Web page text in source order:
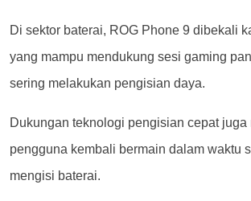
Di sektor baterai, ROG Phone 9 dibekali
yang mampu mendukung sesi gaming
sering melakukan pengisian daya.
Dukungan teknologi pengisian cepat juga
pengguna kembali bermain dalam waktu
mengisi baterai.